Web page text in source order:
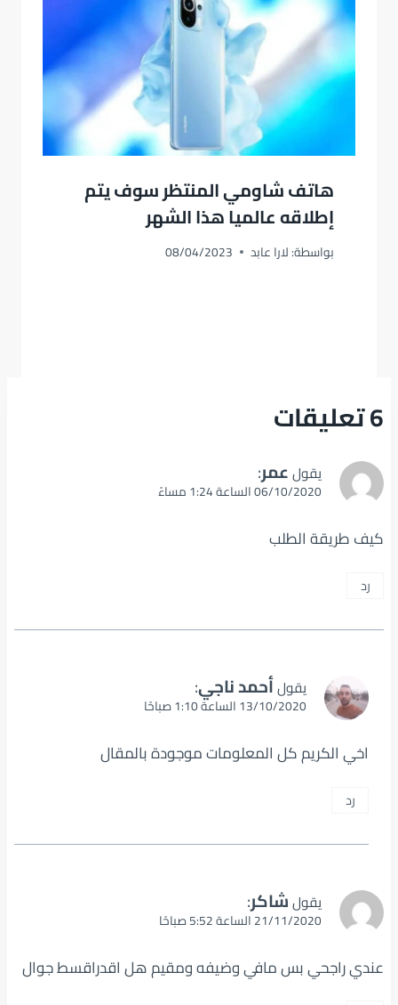
هاتف شاومي المنتظر سوف يتم
إطلاقه عالميا هذا الشهر
بواسطة:لارا عابد 08/04/2023
6 تعليقات
يقولعمر:
06/10/2020 الساعة 1:24 مساءً
كيف طريقة الطلب
رد
يقولأحمد ناجي:
13/10/2020 الساعة 1:10 صباحًا
اخي الكريم كل المعلومات موجودة بالمقال
رد
يقولشاكر:
21/11/2020 الساعة 5:52 صباحًا
عندي راجحي بس مافي وضيفه ومقيم هل اقدراقسط جوال